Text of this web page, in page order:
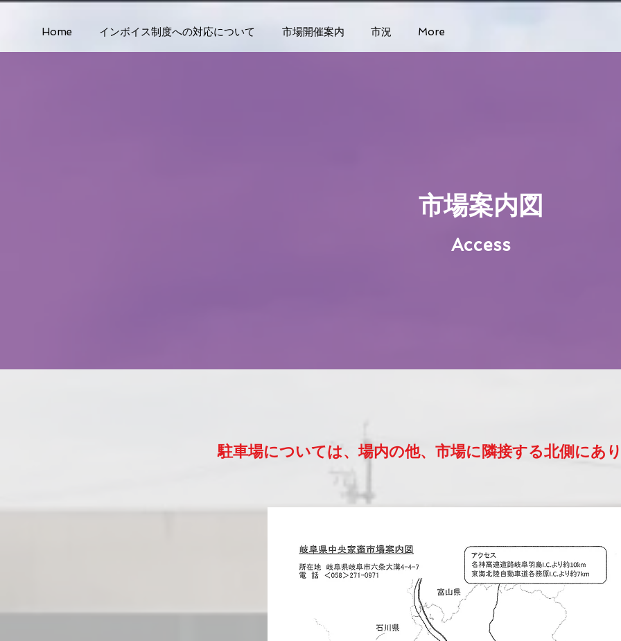
Home インボイス制度への対応について 市場開催案内 市況 More
​市場案内図
Access
駐車場については、場内の他、市場に隣接する北側にあ